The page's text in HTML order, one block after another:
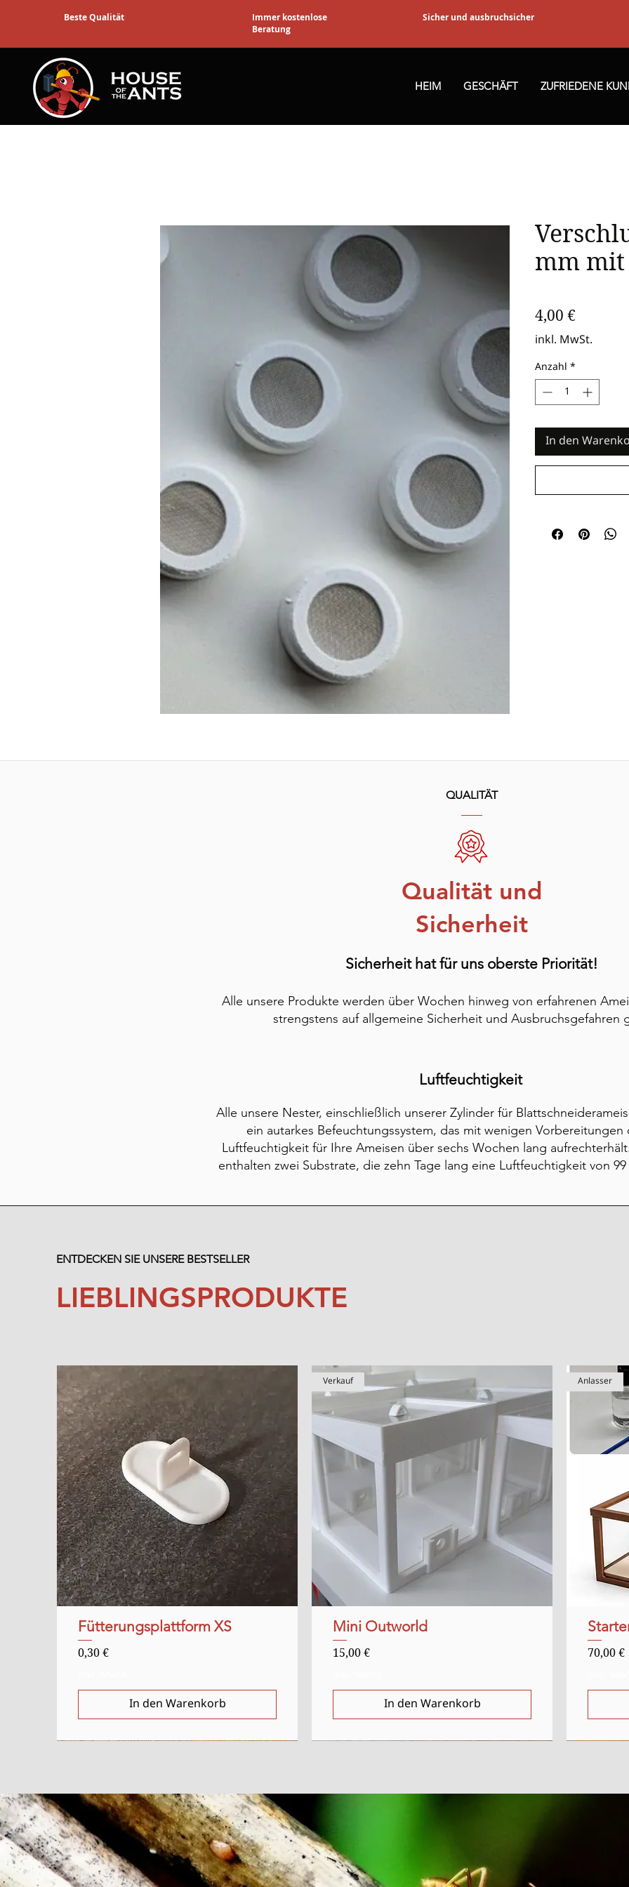
Beste Qualität
Immer kostenlose
Beratung
Sicher und ausbruchsicher
HEIM GESCHÄFT ZUFRIEDENE
mm
4,00 €
inkl. MwSt.
Anzahl*
In den
QUALITÄT
Qualität und
Sicherheit
Sicherheit hat für uns oberste Priorität!
Alle unsere Produkte werden über Wochen hinweg von erfahrenen
strengstens auf allgemeine Sicherheit und Ausbruchsgefahren
Luftfeuchtigkeit
Alle unsere Nester, einschließlich unserer Zylinder für
ein autarkes Befeuchtungssystem, das mit wenigen
Luftfeuchtigkeit für Ihre Ameisen über sechs Wochen lang
enthalten zwei Substrate, die zehn Tage lang eine Luftfeuchtigkeit von
ENTDECKEN SIE UNSERE BESTSELLER
LIEBLINGSPRODUKTE
Schnellansicht
Fütterungsplattform XS
Preis
0,30 €
In den Warenkorb
Schnellansicht
Verkauf
Mini Outworld
Preis
15,00 €
In den Warenkorb
Anlasser
Preis
70,00 €